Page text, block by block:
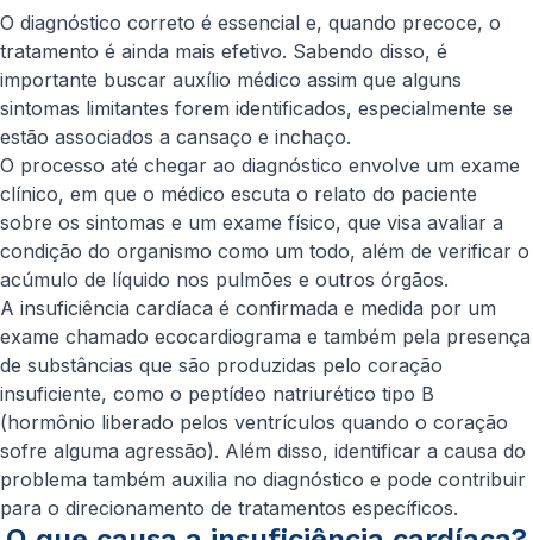
O diagnóstico correto é essencial e, quando precoce, o
tratamento é ainda mais efetivo. Sabendo disso, é
importante buscar auxílio médico assim que alguns
sintomas limitantes forem identificados, especialmente se
estão associados a cansaço e inchaço.
O processo até chegar ao diagnóstico envolve um exame
clínico, em que o médico escuta o relato do paciente
sobre os sintomas e um exame físico, que visa avaliar a
condição do organismo como um todo, além de verificar o
acúmulo de líquido nos pulmões e outros órgãos.
A insuficiência cardíaca é confirmada e medida por um
exame chamado ecocardiograma e também pela presença
de substâncias que são produzidas pelo coração
insuficiente, como o peptídeo natriurético tipo B
(hormônio liberado pelos ventrículos quando o coração
sofre alguma agressão). Além disso, identificar a causa do
problema também auxilia no diagnóstico e pode contribuir
para o direcionamento de tratamentos específicos.